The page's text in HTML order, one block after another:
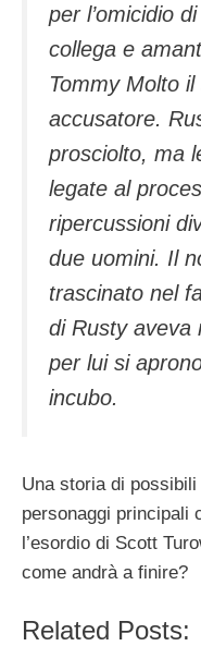
per l’omicidio
collega e
Tommy Molto
accusatore.
prosciolto, ma
legate al
ripercussioni
due uomini. Il
trascinato nel
di Rusty aveva
per lui si
incubo.
Una storia di
personaggi principali
l’esordio di Scott
come andrà a finire?
Related Posts: